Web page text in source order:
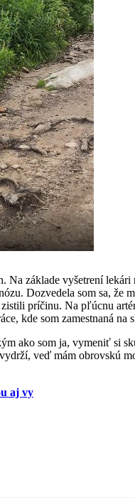
Na základe vyšetrení
Dozvedela som sa, že
príčinu. Na pľúcnu
kde som zamestnaná na
ako som ja, vymeniť si
veď mám obrovskú
aj vy